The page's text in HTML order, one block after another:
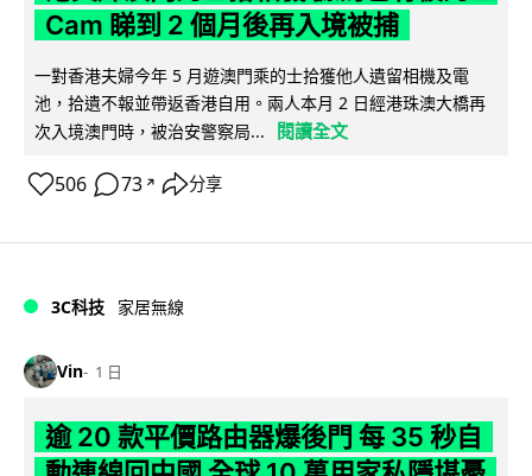
Cam 睇到 2 個月後再入境被捕
一對香港夫婦今年 5 月遊澳門乘的士拾獲他人遺留相機及電
池，拾遺不報並帶返香港自用。兩人本月 2 日經港珠澳大橋再
次入境澳門時，被治安警察局...
閱讀全文
506 73 ↗ 分享
3C科技 家居無線
Vin 1 日
逾 20 款平價路由器爆後門 每 35 秒自